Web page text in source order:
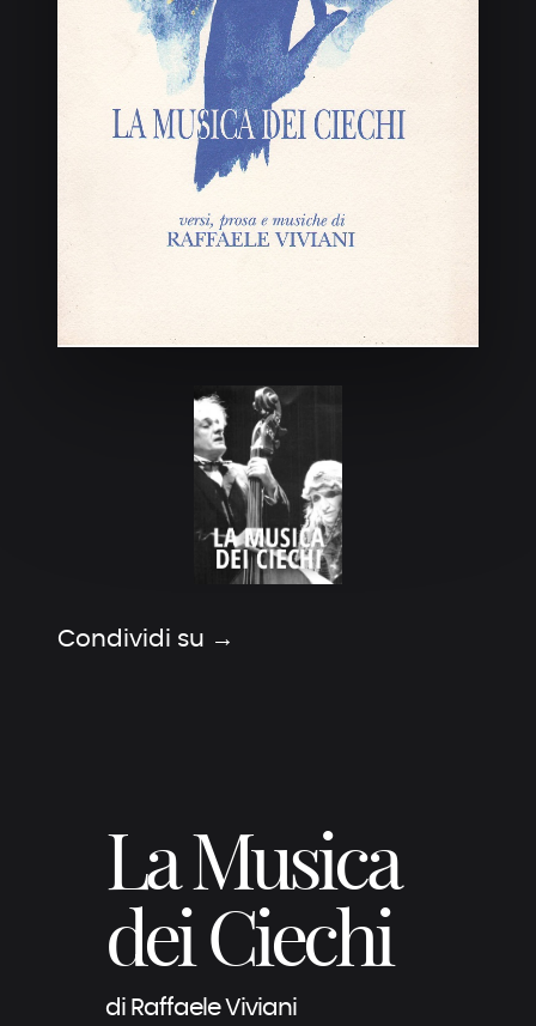
Condividi su →
La Musica
dei Ciechi
di Raffaele Viviani